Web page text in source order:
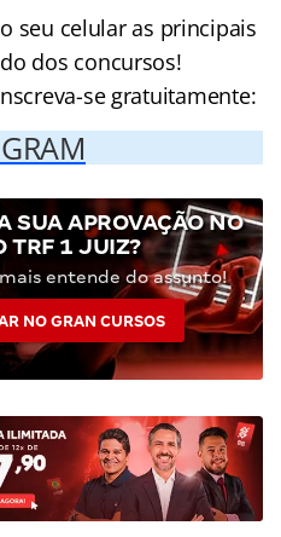
seu celular as principais
dos concursos!
se gratuitamente:
SUA APROVAÇÃO NO
TRF 1 JUIZ?
entende do assunto!
NO GRAN CURSOS